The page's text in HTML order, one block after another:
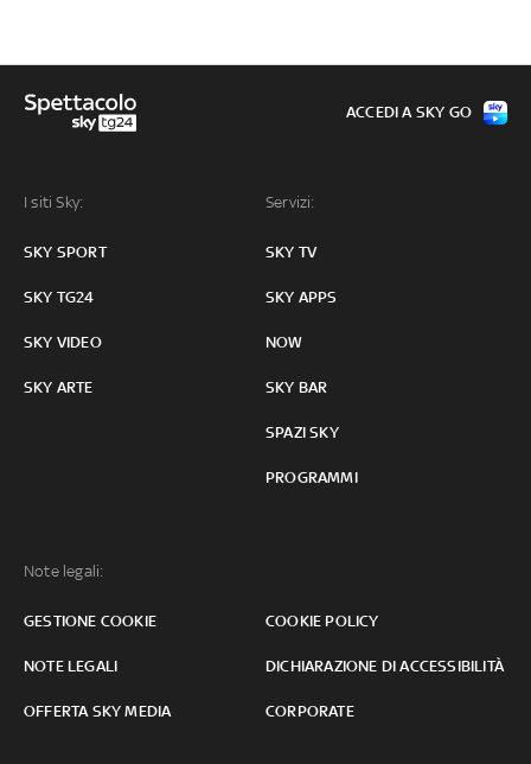
I siti Sky:
SKY SPORT
SKY TG24
SKY VIDEO
SKY ARTE
Servizi:
SKY TV
SKY APPS
NOW
SKY BAR
SPAZI SKY
PROGRAMMI
Note legali:
GESTIONE COOKIE COOKIE POLICY
NOTE LEGALI DICHIARAZIONE DI ACCESSIBILITÀ
OFFERTA SKY MEDIA CORPORATE
ACCEDI A SKY GO